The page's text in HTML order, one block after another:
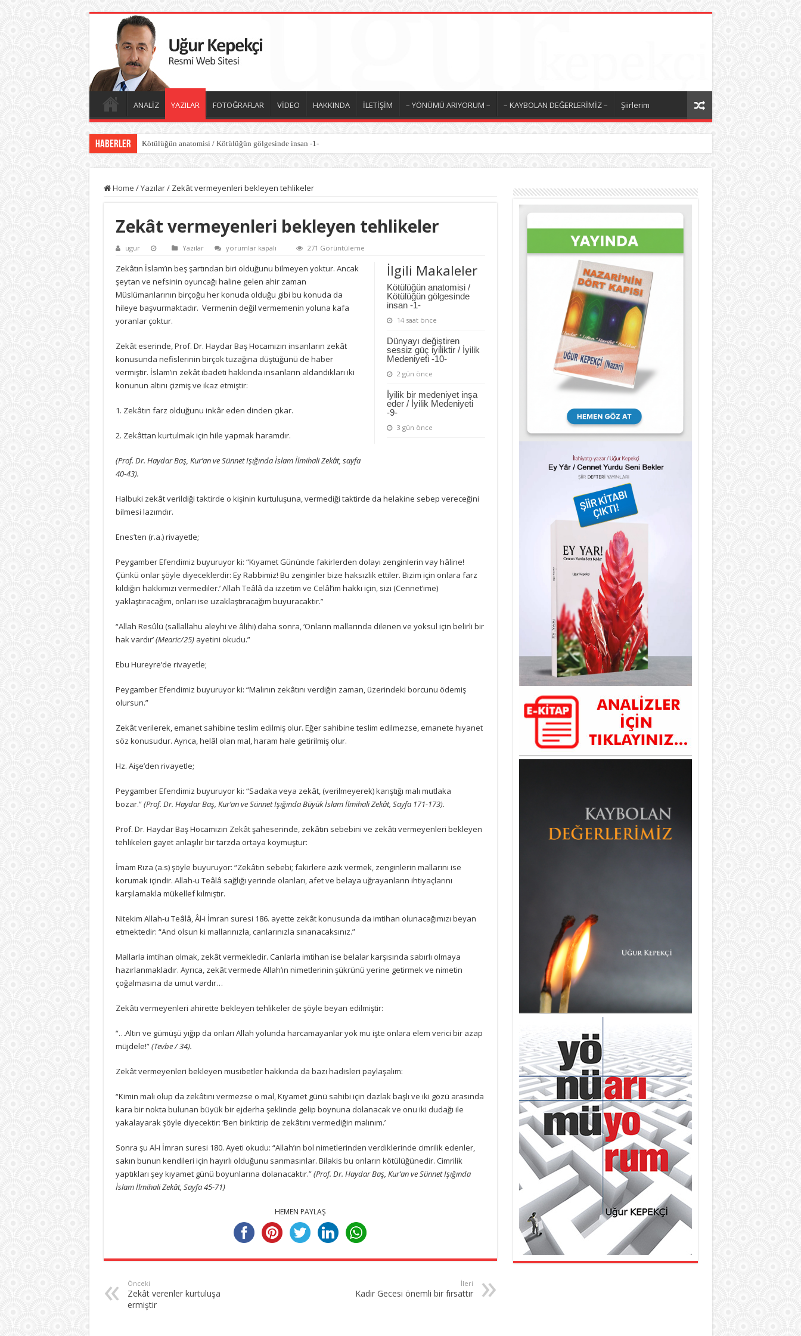
ANALİZ YAZILAR FOTOĞRAFLAR VİDEO HAKKINDA İLETİŞİM – YÖNÜMÜ ARIYORUM – – KAYBOLAN DEĞERLERİMİZ – Şiirlerim
Haberler Kötülüğün anatomisi / Kötülüğün gölgesinde insan -1-
Dünyayı değiştiren sessiz güç iyiliktir / İyilik Medeniyeti -10-
Home /Yazılar/ Zekât vermeyenleri bekleyen tehlikeler
Zekât vermeyenleri bekleyen tehlikeler
ugur Yazılar
Zekât
bekleyen
tehlikeler
için
yorumlar kapalı 271 Görüntüleme
İlgili Makaleler
Kötülüğün anatomisi /
Kötülüğün gölgesinde
insan -1-
14 saat önce
Dünyayı değiştiren
sessiz güç iyiliktir / İyilik
Medeniyeti -10-
2 gün önce
İyilik bir medeniyet inşa
eder / İyilik Medeniyeti
-9-
3 gün önce
Zekâtın İslam’ın beş şartından biri olduğunu bilmeyen yoktur. Ancak
şeytan ve nefsinin oyuncağı haline gelen ahir zaman
Müslümanlarının birçoğu her konuda olduğu gibi bu konuda da
hileye başvurmaktadır. Vermenin değil vermemenin yoluna kafa
yoranlar çoktur.
Zekât eserinde, Prof. Dr. Haydar Baş Hocamızın insanların zekât
konusunda nefislerinin birçok tuzağına düştüğünü de haber
vermiştir. İslam’ın zekât ibadeti hakkında insanların aldandıkları iki
konunun altını çizmiş ve ikaz etmiştir:
1. Zekâtın farz olduğunu inkâr eden dinden çıkar.
2. Zekâttan kurtulmak için hile yapmak haramdır.
(Prof. Dr. Haydar Baş, Kur’an ve Sünnet Işığında İslam İlmihali Zekât, sayfa
40-43).
Halbuki zekât verildiği taktirde o kişinin kurtuluşuna, vermediği taktirde da helakine sebep vereceğini
bilmesi lazımdır.
Enes’ten (r.a.) rivayetle;
Peygamber Efendimiz buyuruyor ki: “Kıyamet Gününde fakirlerden dolayı zenginlerin vay hâline!
Çünkü onlar şöyle diyeceklerdir: Ey Rabbimiz! Bu zenginler bize haksızlık ettiler. Bizim için onlara farz
kıldığın hakkımızı vermediler.’ Allah Teâlâ da izzetim ve Celâl’im hakkı için, sizi (Cennet’ime)
yaklaştıracağım, onları ise uzaklaştıracağım buyuracaktır.”
“Allah Resûlü (sallallahu aleyhi ve âlihi) daha sonra, ‘Onların mallarında dilenen ve yoksul için belirli bir
hak vardır’(Mearic/25)ayetini okudu.”
Ebu Hureyre’de rivayetle;
Peygamber Efendimiz buyuruyor ki: “Malının zekâtını verdiğin zaman, üzerindeki borcunu ödemiş
olursun.”
Zekât verilerek, emanet sahibine teslim edilmiş olur. Eğer sahibine teslim edilmezse, emanete hıyanet
söz konusudur. Ayrıca, helâl olan mal, haram hale getirilmiş olur.
Hz. Aişe’den rivayetle;
Peygamber Efendimiz buyuruyor ki: “Sadaka veya zekât, (verilmeyerek) karıştığı malı mutlaka
bozar.”(Prof. Dr. Haydar Baş, Kur’an ve Sünnet Işığında Büyük İslam İlmihali Zekât, Sayfa 171-173).
Prof. Dr. Haydar Baş Hocamızın Zekât şaheserinde, zekâtın sebebini ve zekâtı vermeyenleri bekleyen
tehlikeleri gayet anlaşılır bir tarzda ortaya koymuştur:
İmam Rıza (a.s) şöyle buyuruyor: “Zekâtın sebebi; fakirlere azık vermek, zenginlerin mallarını ise
korumak içindir. Allah-u Teâlâ sağlığı yerinde olanları, afet ve belaya uğrayanların ihtiyaçlarını
karşılamakla mükellef kılmıştır.
Nitekim Allah-u Teâlâ, Âl-i İmran suresi 186. ayette zekât konusunda da imtihan olunacağımızı beyan
etmektedir: “And olsun ki mallarınızla, canlarınızla sınanacaksınız.”
Mallarla imtihan olmak, zekât vermekledir. Canlarla imtihan ise belalar karşısında sabırlı olmaya
hazırlanmakladır. Ayrıca, zekât vermede Allah’ın nimetlerinin şükrünü yerine getirmek ve nimetin
çoğalmasına da umut vardır…
Zekâtı vermeyenleri ahirette bekleyen tehlikeler de şöyle beyan edilmiştir:
“…Altın ve gümüşü yığıp da onları Allah yolunda harcamayanlar yok mu işte onlara elem verici bir azap
müjdele!”(Tevbe / 34).
Zekât vermeyenleri bekleyen musibetler hakkında da bazı hadisleri paylaşalım:
“Kimin malı olup da zekâtını vermezse o mal, Kıyamet günü sahibi için dazlak başlı ve iki gözü arasında
kara bir nokta bulunan büyük bir ejderha şeklinde gelip boynuna dolanacak ve onu iki dudağı ile
yakalayarak şöyle diyecektir: ‘Ben biriktirip de zekâtını vermediğin malınım.’
Sonra şu Al-i İmran suresi 180. Ayeti okudu: “Allah’ın bol nimetlerinden verdiklerinde cimrilik edenler,
sakın bunun kendileri için hayırlı olduğunu sanmasınlar. Bilakis bu onların kötülüğünedir. Cimrilik
yaptıkları şey kıyamet günü boyunlarına dolanacaktır.”(Prof. Dr. Haydar Baş, Kur’an ve Sünnet Işığında
İslam İlmihali Zekât, Sayfa 45-71)
HEMEN PAYLAŞ
Önceki
Zekât verenler kurtuluşa
ermiştir
İleri
Kadir Gecesi önemli bir fırsattır